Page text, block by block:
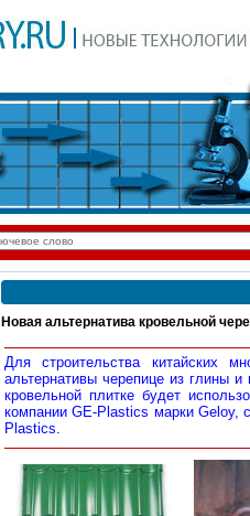
Новая альтернатива кровельной
Для строительства китайских
альтернативы черепице из глины
кровельной плитке будет
компании GE-Plastics марки Geloy,
Plastics.